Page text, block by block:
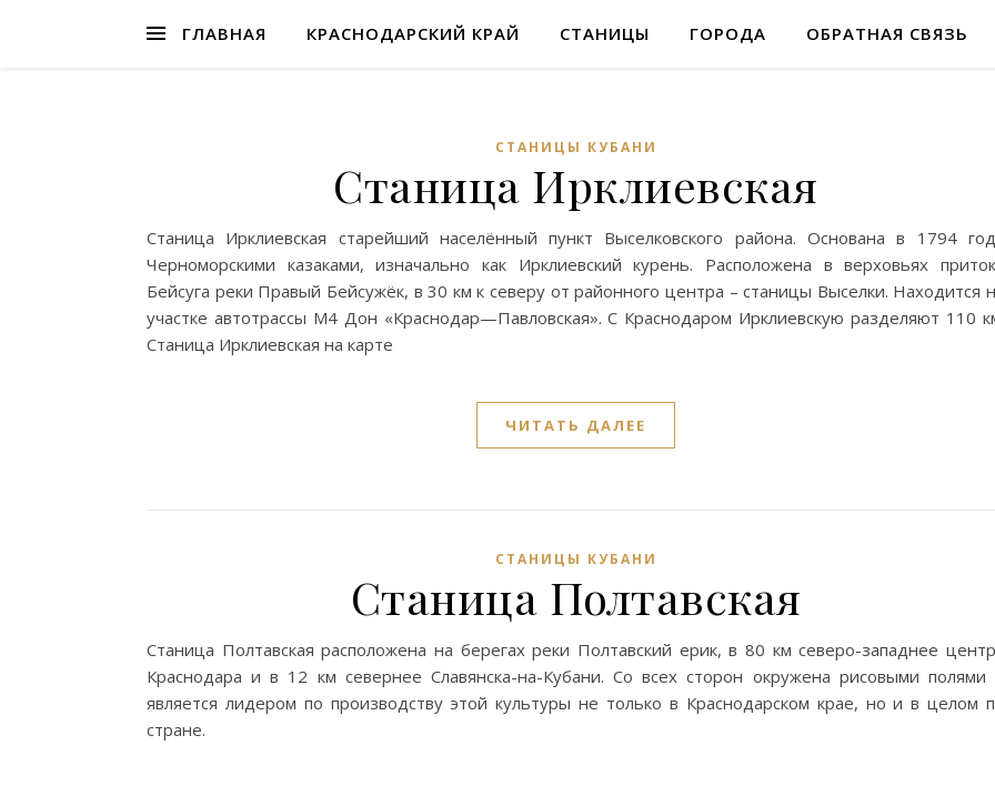
ГЛАВНАЯ КРАСНОДАРСКИЙ КРАЙ СТАНИЦЫ ГОРОДА ОБРАТНАЯ СВЯЗЬ
СТАНИЦЫ КУБАНИ
Станица Ирклиевская
Станица Ирклиевская старейший населённый пункт Выселковского района. Основана в 1794
Черноморскими казаками, изначально как Ирклиевский курень. Расположена в верховьях
Бейсуга реки Правый Бейсужёк, в 30 км к северу от районного центра – станицы Выселки. Находится
участке автотрассы М4 Дон «Краснодар—Павловская». С Краснодаром Ирклиевскую разделяют 110
Станица Ирклиевская на карте
ЧИТАТЬ ДАЛЕЕ
СТАНИЦЫ КУБАНИ
Станица Полтавская
Станица Полтавская расположена на берегах реки Полтавский ерик, в 80 км северо-западнее
Краснодара и в 12 км севернее Славянска-на-Кубани. Со всех сторон окружена рисовыми полями
является лидером по производству этой культуры не только в Краснодарском крае, но и в целом
стране.